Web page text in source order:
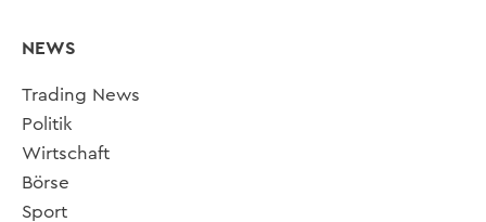
NEWS
Trading News
Politik
Wirtschaft
Börse
Sport